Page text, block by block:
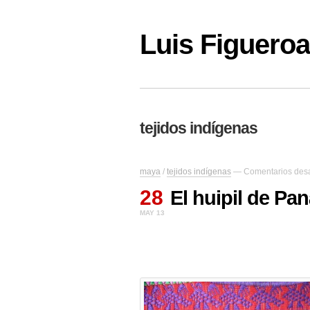
Luis
tejidos indígenas
maya / tejidos indígenas — Comentarios
28
MAY 13
El huipil de